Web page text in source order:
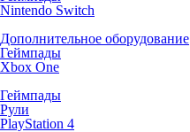
Nintendo Switch
Дополнительное оборудование
Геймпады
Xbox One
Геймпады
Рули
PlayStation 4